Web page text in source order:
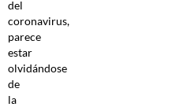
del
coronavirus,
parece
estar
olvidándose
de
la